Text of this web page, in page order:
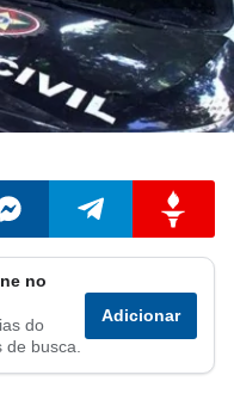
Compartilhar
no
no
no
do
de busca.
Adicionar